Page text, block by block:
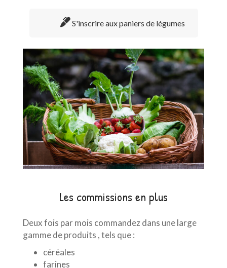
S'inscrire aux paniers de légumes
Les commissions en plus
Deux fois par mois commandez dans une large
gamme de produits , tels que :
céréales
farines